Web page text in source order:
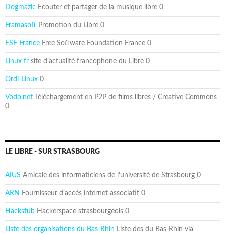
Dogmazic Ecouter et partager de la musique libre 0
Framasoft Promotion du Libre 0
FSF France Free Software Foundation France 0
Linux fr site d’actualité francophone du Libre 0
Ordi-Linux 0
Vodo.net Téléchargement en P2P de films libres / Creative Commons
0
LE LIBRE - SUR STRASBOURG
AIUS Amicale des informaticiens de l’université de Strasbourg 0
ARN Fournisseur d’accès internet associatif 0
Hackstub Hackerspace strasbourgeois 0
Liste des organisations du Bas-Rhin Liste des du Bas-Rhin via